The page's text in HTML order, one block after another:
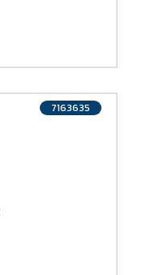
7163635